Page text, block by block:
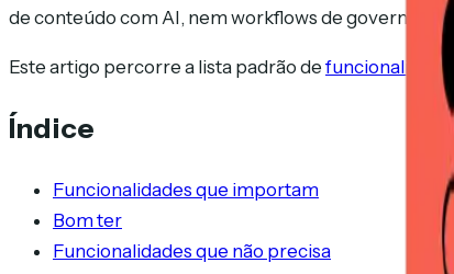
de conteúdo com AI, nem workflows de
Este artigo percorre a lista padrão de
Índice
Funcionalidades que importam
Bom ter
Funcionalidades que não precisa